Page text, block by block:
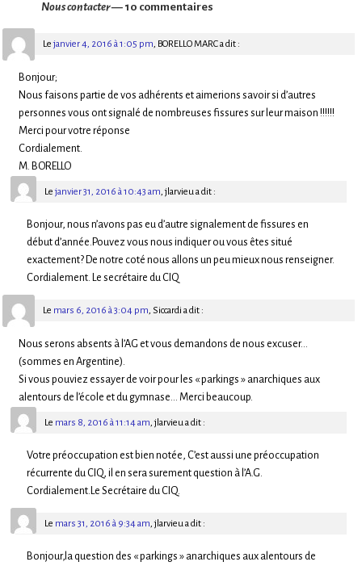
Nous contacter— 10 commentaires
Lejanvier 4, 2016 à 1:05 pm BORELLO MARCa dit :
Bonjour;
Nous faisons partie de vos adhérents et aimerions savoir si d’autres
personnes vous ont signalé de nombreuses fissures sur leur maison !!!!!!
Merci pour votre réponse
Cordialement.
M. BORELLO
Lejanvier 31, 2016 à 10:43 am,jlarvieua dit :
Bonjour, nous n’avons pas eu d’autre signalement de fissures en
début d’année.Pouvez vous nous indiquer ou vous êtes situé
exactement? De notre coté nous allons un peu mieux nous renseigner.
Cordialement. Le secrétaire du CIQ
Le mars 6, 2016 à 3:04 pm, Siccardi a dit :
Nous serons absents à l’AG et vous demandons de nous excuser…
(sommes en Argentine).
Si vous pouviez essayer de voir pour les « parkings » anarchiques aux
alentours de l’école et du gymnase… Merci beaucoup.
Le mars 8, 2016 à 11:14 am,jlarvieua dit :
Votre préoccupation est bien notée, C’est aussi une préoccupation
récurrente du CIQ, il en sera surement question à l’A.G.
Cordialement.Le Secrétaire du CIQ.
Le mars 31, 2016 à 9:34 am,jlarvieua dit :
Bonjour,la question des « parkings » anarchiques aux alentours de